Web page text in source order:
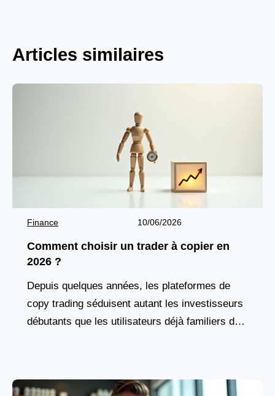
Articles similaires
Finance 10/06/2026
Comment choisir un trader à copier en
2026 ?
Depuis quelques années, les plateformes de
copy trading séduisent autant les investisseurs
débutants que les utilisateurs déjà familiers des